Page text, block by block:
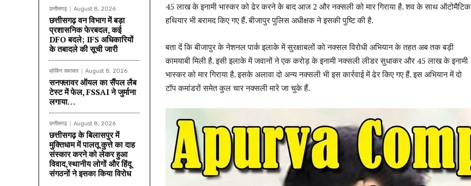
छत्तीसगढ़ August 8, 2026
छत्तीसगढ़ वन विभाग में बड़ा
प्रशासनिक फेरबदल, कई
DFO बदले; IFS अधिकारियों
के तबादले की सूची जारी
ब्रेकिंग समाचार August 8, 2026
सनफ्लावर ऑयल का सैंपल लैब
टेस्ट में फेल, FSSAI ने जुर्माना
लगाया…
छत्तीसगढ़ August 8, 2026
छत्तीसगढ़ के बिलासपुर में
मुक्तिधाम में पालतू कुत्ते का दाह
संस्कार करने को लेकर हुआ
विवाद,स्थानीय लोगों और हिंदू
संगठनों ने इसका किया विरोध
45 लाख के इनामी भास्कर को ढेर करने के बाद आज 2 और नक्सली को मार गिराया है. शव के साथ ऑटोमैटिक
हथियार भी बरामद किए गए हैं. बीजापुर पुलिस अधीक्षक ने इसकी पुष्टि की है.
बता दें कि बीजापुर के नेशनल पार्क इलाके में सुरक्षाबलों को नक्सल विरोधी अभियान के तहत अब तक बड़ी
कामयाबी मिली है. इसी इलाके में जवानों ने एक करोड़ के इनामी नक्सली लीडर सुधाकर और 45 लाख के इनामी
भास्कर को मार गिराया है. इसके अलावा दो अन्य नक्सली भी इस कार्रवाई में ढेर किए गए हैं. इस अभियान में दो
टॉप कमांडरों समेत कुल चार नक्सली मारे जा चुके हैं.